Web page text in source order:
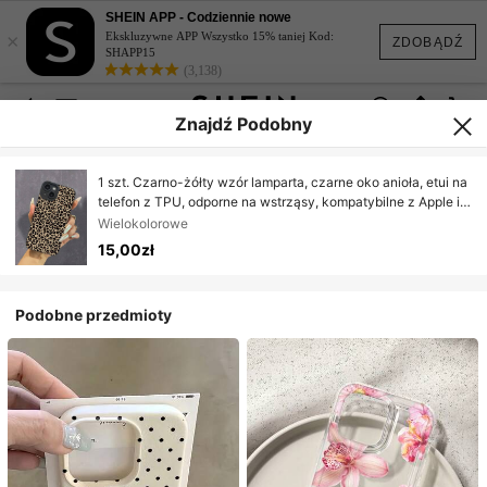
ZDOBĄDŹ
×
SHEIN APP - Codziennie nowe
Ekskluzywne APP Wszystko 15% taniej Kod:
SHAPP15
(3,138)
Znajdź Podobny
1 szt. Czarno-żółty wzór lamparta, czarne oko anioła, etui na
telefon z TPU, odporne na wstrząsy, kompatybilne z Apple i
serią, wodoodporne, odporne na upadki, odporne na
zarysowania, wersja międzynarodowa, nie wersja krajowa
Wielokolorowe
15,00zł
Podobne przedmioty